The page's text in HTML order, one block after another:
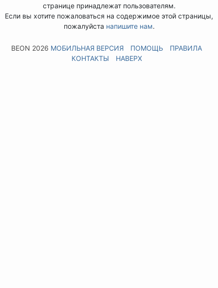
странице принадлежат пользователям.
Если вы хотите пожаловаться на содержимое этой страницы,
пожалуйста напишите нам.
BEON 2026 МОБИЛЬНАЯ ВЕРСИЯ ПОМОЩЬ
ПРАВИЛА
КОНТАКТЫ
НАВЕРХ